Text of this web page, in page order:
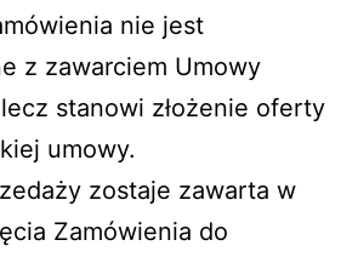
nie jest
z zawarciem Umowy
stanowi złożenie oferty
umowy.
zostaje zawarta w
Zamówienia do